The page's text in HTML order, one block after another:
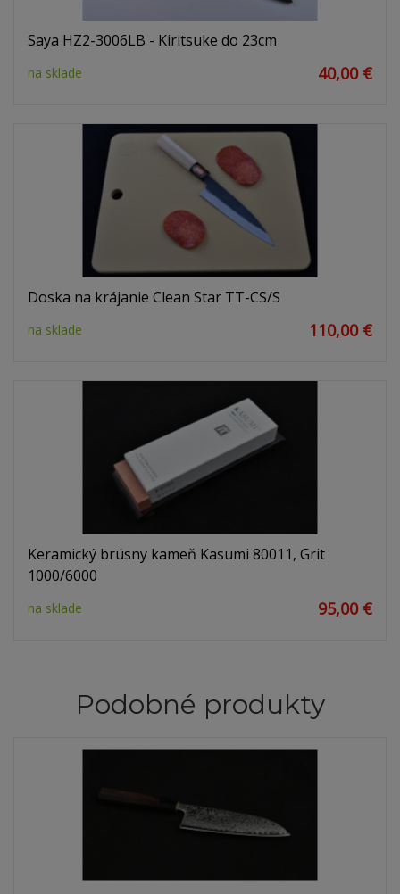
Saya HZ2-3006LB - Kiritsuke do 23cm
na sklade 40,00 €
Doska na krájanie Clean Star TT-CS/S
na sklade 110,00 €
Keramický brúsny kameň Kasumi 80011, Grit
1000/6000
na sklade 95,00 €
Podobné produkty